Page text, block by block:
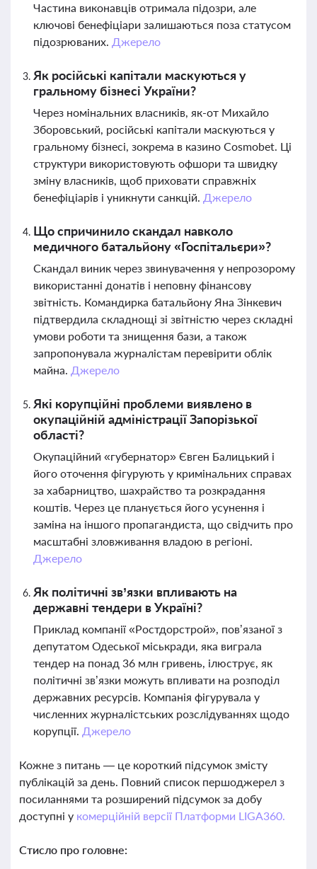
Частина виконавців отримала підозри, але
ключові бенефіціари залишаються поза статусом
підозрюваних. Джерело
Як російські капітали маскуються у
гральному бізнесі України?
Через номінальних власників, як-от Михайло
Зборовський, російські капітали маскуються у
гральному бізнесі, зокрема в казино Cosmobet. Ці
структури використовують офшори та швидку
зміну власників, щоб приховати справжніх
бенефіціарів і уникнути санкцій. Джерело
Що спричинило скандал навколо
медичного батальйону «Госпітальєри»?
Скандал виник через звинувачення у непрозорому
використанні донатів і неповну фінансову
звітність. Командирка батальйону Яна Зінкевич
підтвердила складнощі зі звітністю через складні
умови роботи та знищення бази, а також
запропонувала журналістам перевірити облік
майна. Джерело
Які корупційні проблеми виявлено в
окупаційній адміністрації Запорізької
області?
Окупаційний «губернатор» Євген Балицький і
його оточення фігурують у кримінальних справах
за хабарництво, шахрайство та розкрадання
коштів. Через це планується його усунення і
заміна на іншого пропагандиста, що свідчить про
масштабні зловживання владою в регіоні.
Джерело
Як політичні зв’язки впливають на
державні тендери в Україні?
Приклад компанії «Ростдорстрой», пов’язаної з
депутатом Одеської міськради, яка виграла
тендер на понад 36 млн гривень, ілюструє, як
політичні зв’язки можуть впливати на розподіл
державних ресурсів. Компанія фігурувала у
численних журналістських розслідуваннях щодо
корупції. Джерело
Кожне з питань — це короткий підсумок змісту
публікацій за день. Повний список першоджерел з
посиланнями та розширений підсумок за добу
доступні у комерційній версії Платформи LIGA360.
Стисло про головне: